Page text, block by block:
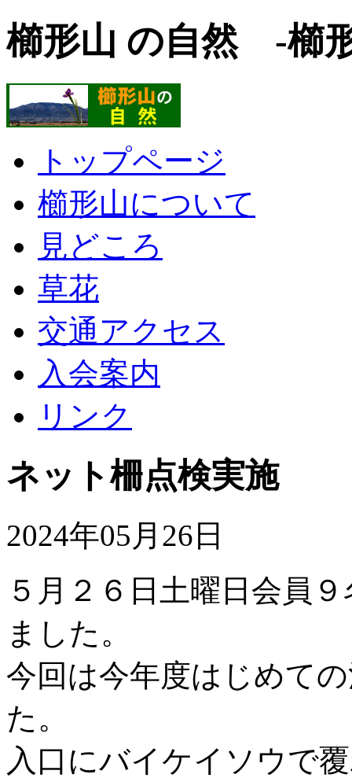
櫛形山 の自然 -櫛
トップページ
櫛形山について
見どころ
草花
交通アクセス
入会案内
リンク
ネット柵点検実施
2024年05月26日
５月２６日土曜日会員
ました。
今回は今年度はじめて
た。
入口にバイケイソウで